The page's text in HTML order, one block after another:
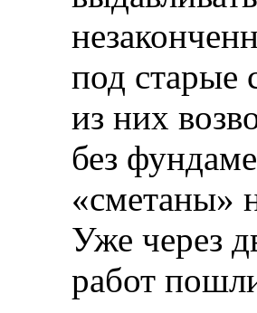
под старые
из них
без
«сметаны»
Уже через
работ